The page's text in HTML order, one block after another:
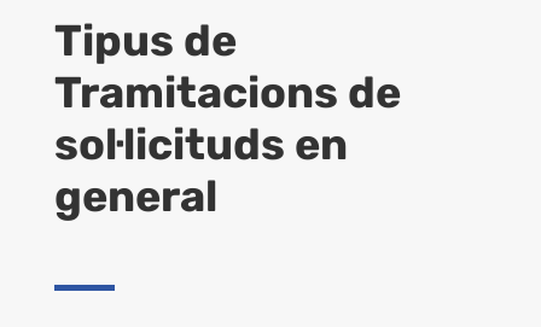
Tipus de
Tramitacions de
sol·licituds en
general